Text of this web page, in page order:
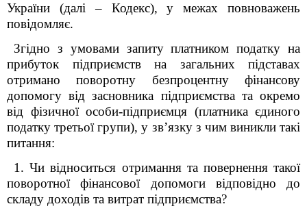
України (далі – Кодекс), у межах повноважень
повідомляє.
Згідно з умовами запиту платником податку на
прибуток підприємств на загальних підставах
отримано поворотну безпроцентну фінансову
допомогу від засновника підприємства та окремо
від фізичної особи-підприємця (платника єдиного
податку третьої групи), у зв’язку з чим виникли такі
питання:
1. Чи відноситься отримання та повернення такої
поворотної фінансової допомоги відповідно до
складу доходів та витрат підприємства?